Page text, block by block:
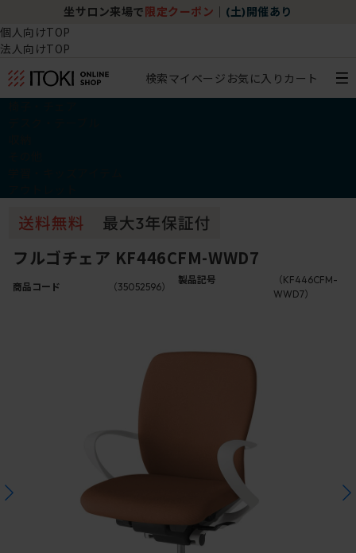
坐サロン来場で 限定クーポン (土)開催あり
個人向けTOP
法人向けTOP
検索マイページ お気に入り カート
フルゴチェア KF446CFM-WWD7
商品コード （35052596）
製品記号
（KF446CFM-
WWD7）